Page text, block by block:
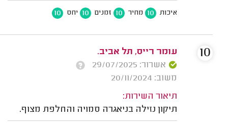
איכות 10 מחיר 10 זמנים 10 יחס 10
עומר רייס, תל אביב.
אשרור: 29/07/2025
משוב: 20/11/2024
תיאור השירות:
תיקון נזילה בניאגרה סמויה והחלפת מצוף.
10